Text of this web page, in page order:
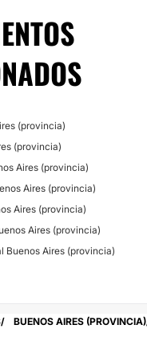
(provincia)
(provincia)
Aires (provincia)
Aires (provincia)
Aires (provincia)
Aires (provincia)
Buenos Aires (provincia)
BUENOS AIRES (PROVINCIA)